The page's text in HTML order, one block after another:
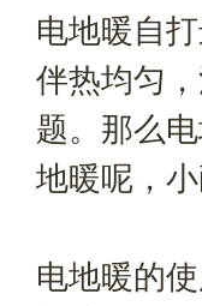
电地暖自
伴热均匀
题。那么
地暖呢，
电地暖的